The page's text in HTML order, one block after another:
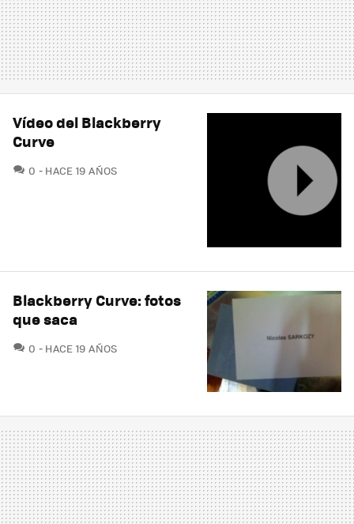
Vídeo del Blackberry
Curve
0 COMENTARIOS
HACE 19 AÑOS
Blackberry Curve: fotos
que saca
0 COMENTARIOS
HACE 19 AÑOS